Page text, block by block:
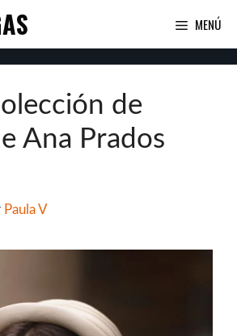
MENÚ
de
Ana Prados
Paula V